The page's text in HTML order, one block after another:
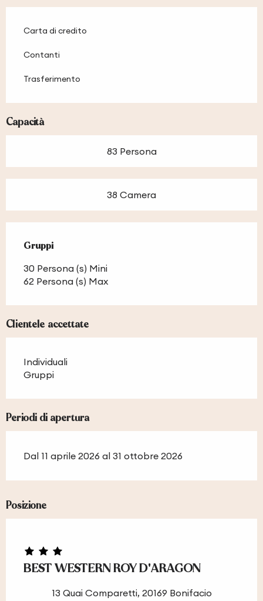
Carta di credito
Contanti
Trasferimento
Capacità
83 Persona
38 Camera
Gruppi
Gruppi
30 Persona (s) Mini
62 Persona (s) Max
Clientele accettate
Individuali
Gruppi
Periodi di apertura
Dal 11 aprile 2026 al 31 ottobre 2026
Posizione
BEST WESTERN ROY D'ARAGON
13 Quai Comparetti, 20169 Bonifacio